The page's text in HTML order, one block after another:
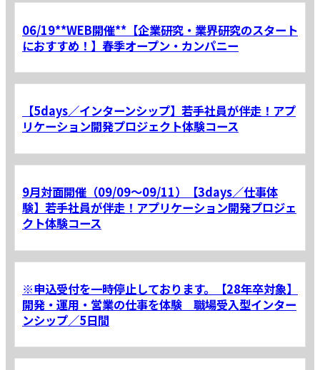
06/19**WEB開催**【企業研究・業界研究のスタート
におすすめ！】春季オープン・カンパニー
【5days／インターンシップ】若手社員が伴走！アプ
リケーション開発プロジェクト体験コース
9月対面開催（09/09～09/11）【3days／仕事体
験】若手社員が伴走！アプリケーション開発プロジェ
クト体験コース
※申込受付を一時停止しております。【28年卒対象】
開発・運用・営業の仕事を体験 職場受入型インター
ンシップ／5日間